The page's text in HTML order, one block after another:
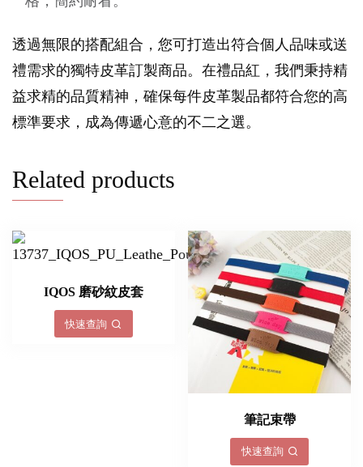
透過無限的搭配組合，您可打造出符合個人品味或送
禮需求的獨特皮革訂製商品。在禮品紅，我們秉持精
益求精的品質精神，確保每件皮革製品都符合您的高
標準要求，成為傳遞心意的不二之選。
Related products
IQOS 磨砂紋皮套
快速查詢
筆記束帶
快速查詢